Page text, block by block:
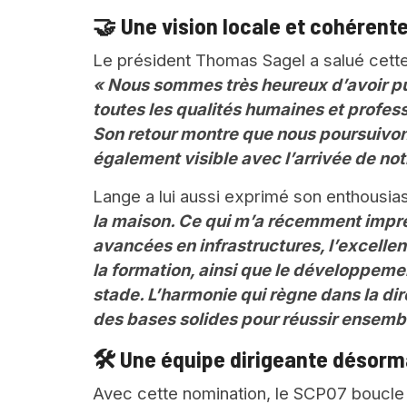
🤝 Une vision locale et
Le président Thomas Sagel a salué
« Nous sommes très heureux d’avoir
toutes les qualités humaines et
Son retour montre que nous
également visible avec l’arrivée de
Lange a lui aussi exprimé son
la maison. Ce qui m’a récemment
avancées en infrastructures,
la formation, ainsi que le
stade. L’harmonie qui règne dans la
des bases solides pour réussir
🛠️ Une équipe dirigeante
Avec cette nomination, le SCP07